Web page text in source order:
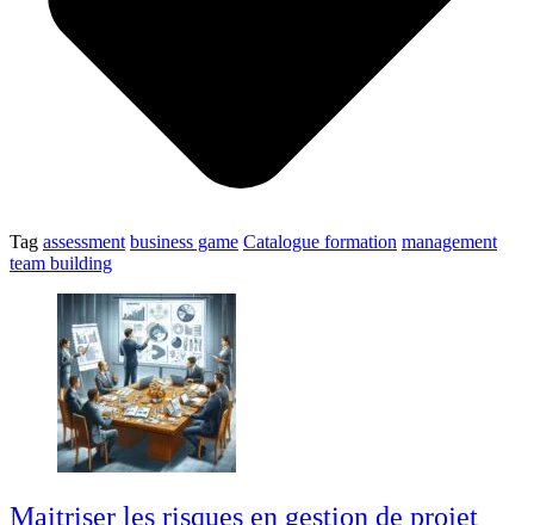
Tag assessment business game Catalogue formation management
team building
Maitriser les risques en gestion de projet